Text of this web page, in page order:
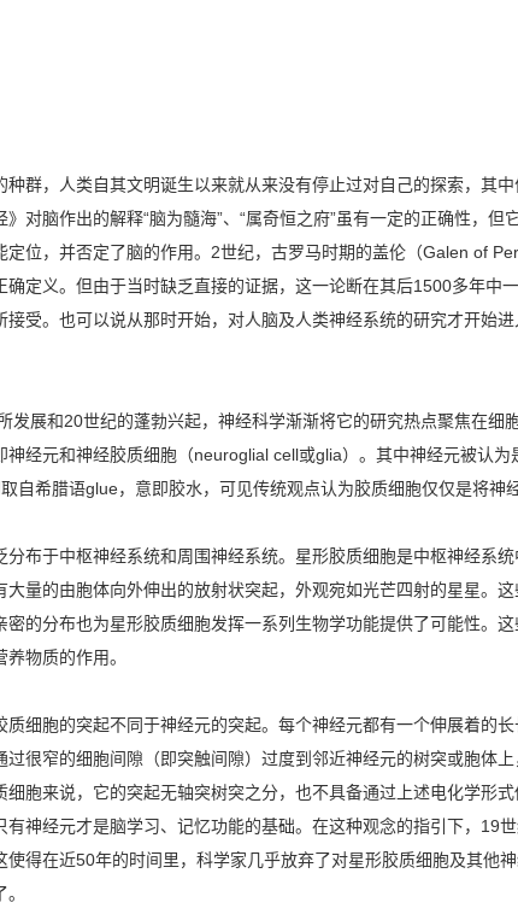
，人类自其文明诞生以来就从来没有停止过对自己的探索，其中
对脑作出的解释“脑为髓海”、“属奇恒之府”虽有一定的正确性，
定位，并否定了脑的作用。2世纪，古罗马时期的盖伦（Galen of
确定义。但由于当时缺乏直接的证据，这一论断在其后1500多年中
接受。也可以说从那时开始，对人脑及人类神经系统的研究才开始
展和20世纪的蓬勃兴起，神经科学渐渐将它的研究热点聚焦在细
经元和神经胶质细胞（neuroglial cell或glia）。其中神经元被认为
自希腊语glue，意即胶水，可见传统观点认为胶质细胞仅仅是将神
于中枢神经系统和周围神经系统。星形胶质细胞是中枢神经系统
大量的由胞体向外伸出的放射状突起，外观宛如光芒四射的星星。
密的分布也为星形胶质细胞发挥一系列生物学功能提供了可能性。
物质的作用。
胞的突起不同于神经元的突起。每个神经元都有一个伸展着的长
过很窄的细胞间隙（即突触间隙）过度到邻近神经元的树突或胞体
细胞来说，它的突起无轴突树突之分，也不具备通过上述电化学形
有神经元才是脑学习、记忆功能的基础。在这种观念的指引下，19
使得在近50年的时间里，科学家几乎放弃了对星形胶质细胞及其他